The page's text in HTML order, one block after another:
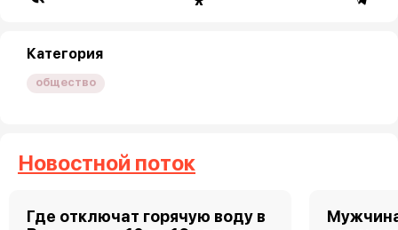
Категория
общество
Новостной поток
Где отключат горячую воду в